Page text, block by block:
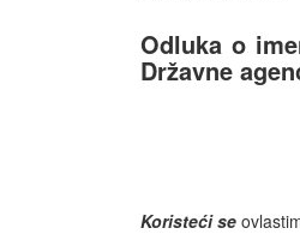
Odluka o
Državne
Koristeći se